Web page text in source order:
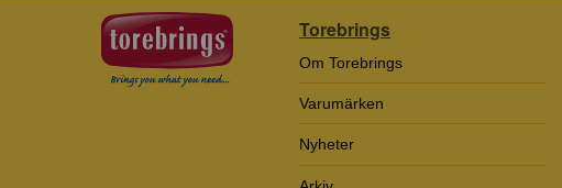
Torebrings
Om Torebrings
Varumärken
Nyheter